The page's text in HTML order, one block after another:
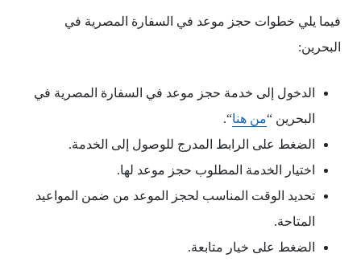
فيما يلي خطوات حجز موعد في السفارة المصرية في
البحرين:
الدخول إلى خدمة حجز موعد في السفارة المصرية في
البحرين “من هنا“.
الضغط على الرابط المدرج للوصول إلى الخدمة.
اختيار الخدمة المطلوب حجز موعد لها.
تحديد الوقت المناسب لحجز الموعد من ضمن المواعيد
المتاحة.
الضغط على خيار متابعة.